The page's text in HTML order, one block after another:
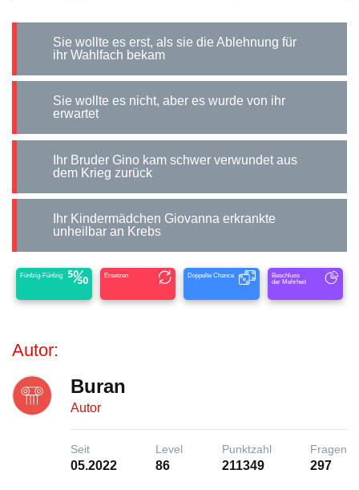
Sie wollte es erst, als sie die Ablehnung für
ihr Wahlfach bekam
Sie wollte es nicht, aber es wurde von ihr
erwartet
dem Krieg zurück
unheilbar an Krebs
Fünfzig-Fünfzig Ersetzen Doppelte Chance
Beschluss
der Mehrheit
Autor:
Buran
Autor
Seit
05.2022
Level
86
Punktzahl
211349
Fragen
297